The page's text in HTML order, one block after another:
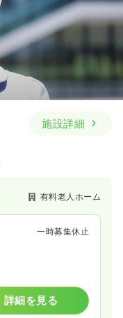
施設詳細
有料老人ホーム
一時募集休止
詳細を見る